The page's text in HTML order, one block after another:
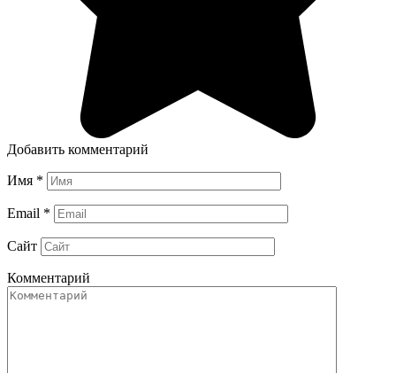
Добавить комментарий
Имя *
Email *
Сайт
Комментарий